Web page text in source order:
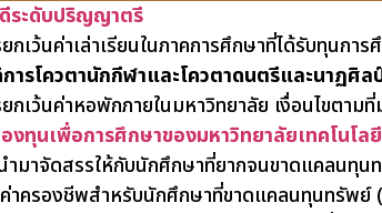
ระดับปริญญาตรี
กเว้นค่าเล่าเรียนในภาคการศึกษาที่ได้รับทุนการ
ารโควตานักกีฬาและโควตาดนตรีและนาฏศิล
กเว้นค่าหอพักภายในมหาวิทยาลัย เงื่อนไขตาม
งทุนเพื่อการศึกษาของมหาวิทยาลัยเทคโนโล
ำมาจัดสรรให้กับนักศึกษาที่ยากจนขาดแคลนทุ
ครองชีพสำหรับนักศึกษาที่ขาดแคลนทุนทรัพย์